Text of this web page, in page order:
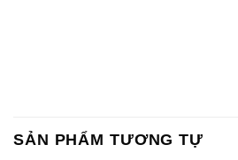
SẢN PHẨM TƯƠNG TỰ